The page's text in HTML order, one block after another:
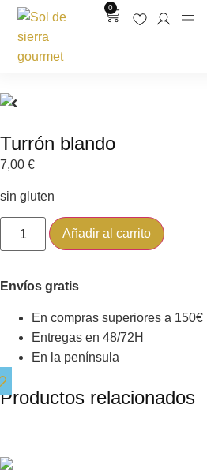
0
Turrón blando
7,00 €
sin gluten
Añadir al carrito
Envíos gratis
En compras superiores a 150€
Entregas en 48/72H
En la península
Productos relacionados